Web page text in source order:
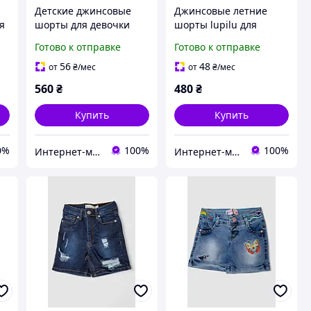
Детские джинсовые
шорты для девочки
Готово к отправке
от56 ₴/мес
560 ₴
Купить
Интернет-магазин "Детки" 100%
Джинсовые летние
шорты lupilu для
104 см (2-4Y)
Готово к отправке
от48₴/мес
480₴
Купить
Интернет-магазин "Детки" 100%